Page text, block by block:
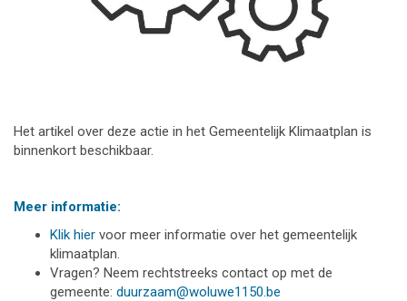
Het artikel over deze actie in het Gemeentelijk Klimaatplan is
binnenkort beschikbaar.
Meer informatie:
Klik hier voor meer informatie over het gemeentelijk
klimaatplan.
Vragen? Neem rechtstreeks contact op met de
gemeente: duurzaam@woluwe1150.be